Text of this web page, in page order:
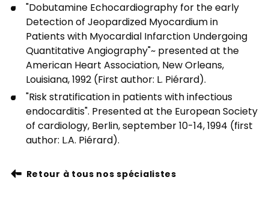
"Dobutamine Echocardiography for the early
Detection of Jeopardized Myocardium in
Patients with Myocardial Infarction Undergoing
Quantitative Angiography"~ presented at the
American Heart Association, New Orleans,
Louisiana, 1992 (First author: L. Piérard).
"Risk stratification in patients with infectious
endocarditis". Presented at the European Society
of cardiology, Berlin, september 10-14, 1994 (first
author: L.A. Piérard).
Retour à tous nos spécialistes